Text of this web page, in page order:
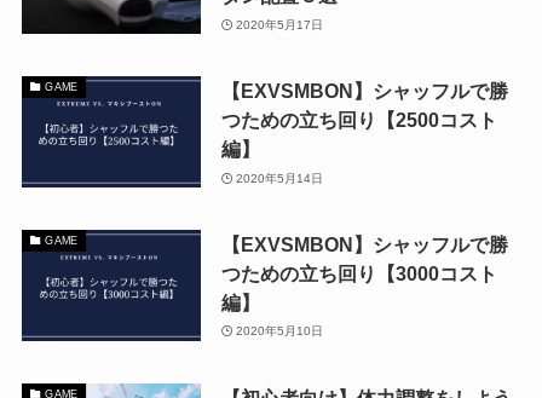
2020年5月17日
GAME
【EXVSMBON】シャッフルで勝
つための立ち回り【2500コスト
編】
2020年5月14日
GAME
【EXVSMBON】シャッフルで勝
つための立ち回り【3000コスト
編】
2020年5月10日
GAME